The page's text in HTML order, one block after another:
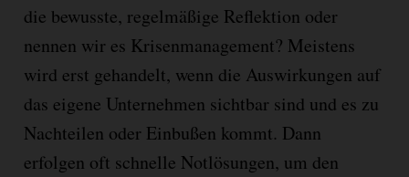
die bewusste, regelmäßige Reflektion oder
nennen wir es Krisenmanagement? Meistens
wird erst gehandelt, wenn die Auswirkungen auf
das eigene Unternehmen sichtbar sind und es zu
Nachteilen oder Einbußen kommt. Dann
erfolgen oft schnelle Notlösungen, um den